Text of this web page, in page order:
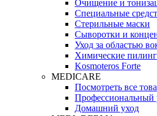
Очищение и
Специальные
Стерильные маски
Сыворотки и
Уход за областью
Химические
Kosmoteros Forte
MEDICARE
Посмотреть все
Профессиональный
Домашний уход